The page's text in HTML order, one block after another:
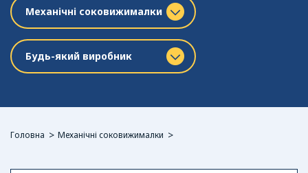
Механічні соковижималки
Будь-який виробник
Головна Механічні соковижималки